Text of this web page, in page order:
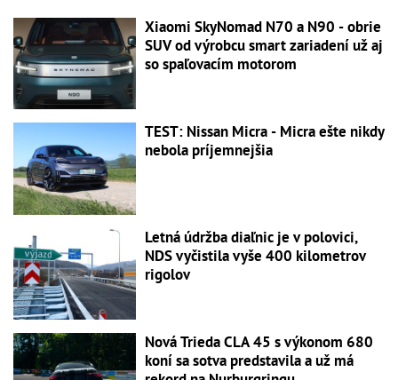
Xiaomi SkyNomad N70 a N90 - obrie
SUV od výrobcu smart zariadení už aj
so spaľovacím motorom
TEST: Nissan Micra - Micra ešte nikdy
nebola príjemnejšia
Letná údržba diaľnic je v polovici,
NDS vyčistila vyše 400 kilometrov
rigolov
Nová Trieda CLA 45 s výkonom 680
koní sa sotva predstavila a už má